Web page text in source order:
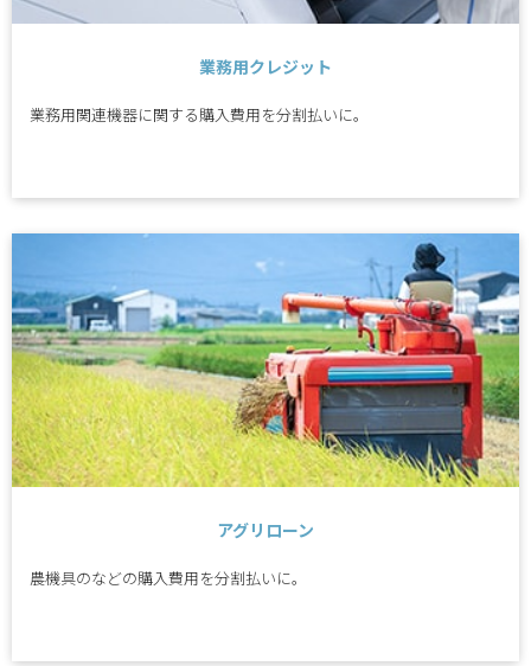
業務用クレジット
業務用関連機器に関する購入費用を分割払いに。
アグリローン
農機具のなどの購入費用を分割払いに。